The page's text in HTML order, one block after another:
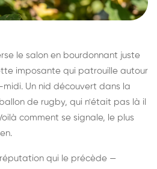
le salon en bourdonnant juste
imposante qui patrouille autour
Un nid découvert dans la
de rugby, qui n'était pas là il
comment se signale, le plus
qui le précède —